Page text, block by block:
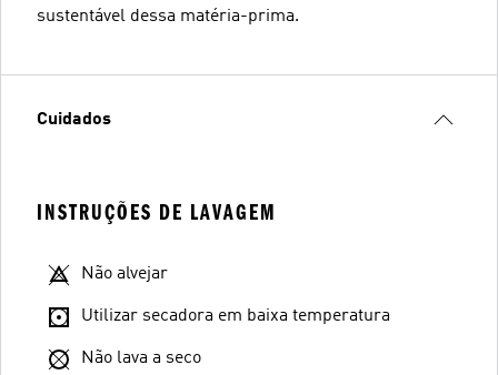
sustentável dessa matéria-prima.
Cuidados
INSTRUÇÕES DE LAVAGEM
Não alvejar
Utilizar secadora em baixa temperatura
Não lava a seco